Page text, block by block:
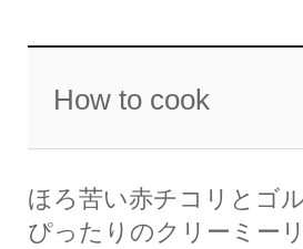
How to cook
ほろ苦い赤チコリとゴ
ぴったりのクリーミー